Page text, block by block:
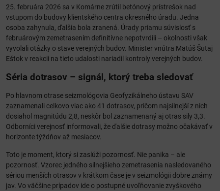
25. februára 2026 sa v Komárne zrútil betónový prístrešok nad
vstupom do budovy klientského centra okresného úradu. Jedna
osoba zahynula, ďalšia bola zranená. Úrady priamu súvislosť s
februárovým zemetrasením definitívne nepotvrdili – okolnosti však
vyvolali otázky o stave verejných budov. Minister vnútra Matúš Šutaj
Eštok v reakcii na tieto udalosti nariadil kontroly verejných budov.
Séria dotrasov – signál, ktorý treba sledovať
Po hlavnom otrase seizmológovia Geofyzikálneho ústavu SAV
zaznamenali celkovo viac ako 41 dotrasov, pričom najsilnejší z nich
dosiahol magnitúdu 2,8, neskôr bol zaznamenaný aj otras sily 3,3.
Odborníci verejnosť informovali, že ďalšie dotrasy možno očakávať v
horizonte týždňov až mesiacov.
Toto je moment, ktorý si zaslúži pozornosť. Nie panika – ale
pozornosť. Vzorec jedného silnejšieho zemetrasenia nasledovaného
sériou menších otrasov v krátkom čase je v seizmológii dobre známy
jav. Vo väčšine prípadov ide o postupné uvoľňovanie zvyškového